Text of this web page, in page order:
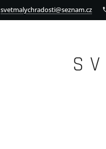
svetmalychradosti@seznam.cz
S